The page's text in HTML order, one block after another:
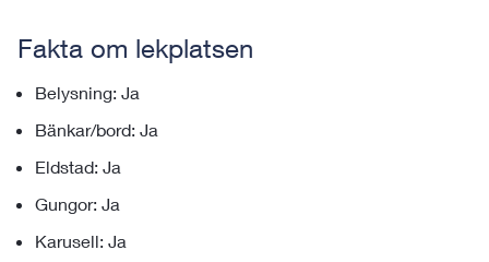
Fakta om lekplatsen
Belysning: Ja
Bänkar/bord: Ja
Eldstad: Ja
Gungor: Ja
Karusell: Ja